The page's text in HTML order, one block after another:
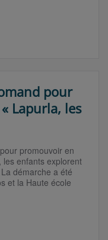
pour
Lapurla, les
promouvoir en
les enfants explorent
démarche a été
et la Haute école